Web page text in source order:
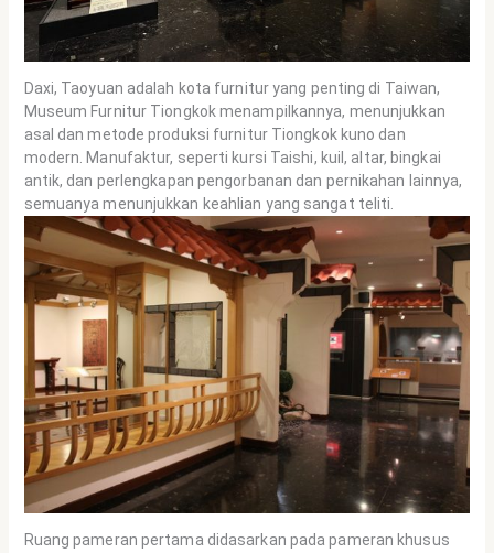
Daxi, Taoyuan adalah kota furnitur yang penting di Taiwan,
Museum Furnitur Tiongkok menampilkannya, menunjukkan
asal dan metode produksi furnitur Tiongkok kuno dan
modern. Manufaktur, seperti kursi Taishi, kuil, altar, bingkai
antik, dan perlengkapan pengorbanan dan pernikahan lainnya,
semuanya menunjukkan keahlian yang sangat teliti.
Ruang pameran pertama didasarkan pada pameran khusus